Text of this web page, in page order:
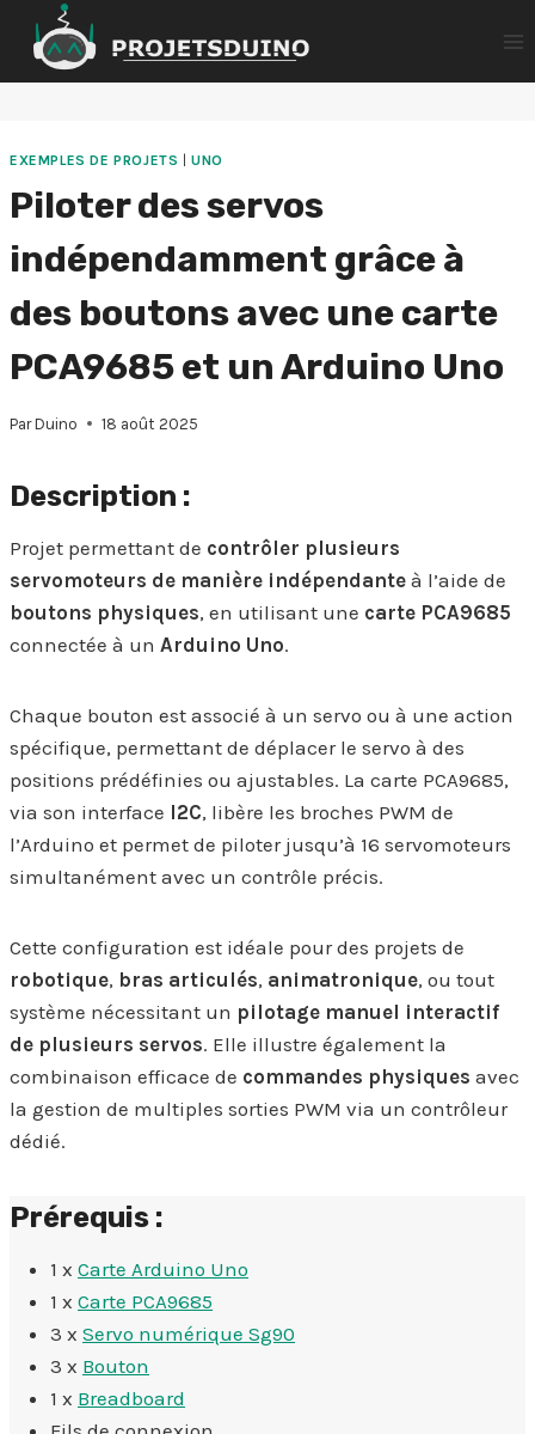
contenu
EXEMPLES DE PROJETS |UNO
Piloter des servos
indépendamment grâce à
des boutons avec une carte
PCA9685 et un Arduino Uno
Par Duino 18 août 2025
Description :
Projet permettant de contrôler plusieurs
servomoteurs de manière indépendante à l’aide de
boutons physiques, en utilisant une carte PCA9685
connectée à un Arduino Uno.
Chaque bouton est associé à un servo ou à une action
spécifique, permettant de déplacer le servo à des
positions prédéfinies ou ajustables. La carte PCA9685,
via son interface I2C, libère les broches PWM de
l’Arduino et permet de piloter jusqu’à 16 servomoteurs
simultanément avec un contrôle précis.
Cette configuration est idéale pour des projets de
robotique, bras articulés, animatronique, ou tout
système nécessitant un pilotage manuel interactif
de plusieurs servos. Elle illustre également la
combinaison efficace de commandes physiques avec
la gestion de multiples sorties PWM via un contrôleur
dédié.
Prérequis :
1 x Carte Arduino Uno
1 x Carte PCA9685
3 x Servo numérique Sg90
3 x Bouton
1 x Breadboard